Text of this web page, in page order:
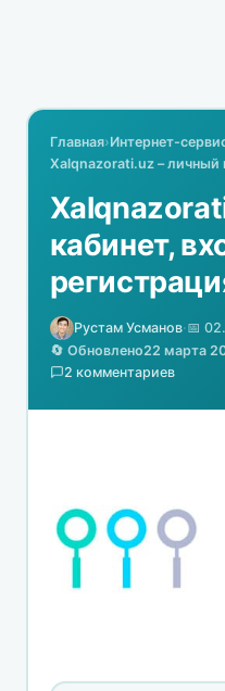
Главная›Интернет-
Xalqnazorati.uz – личный
кабинет,
Рустам Усманов·📅
🔄 Обновлено22 марта
2 комментариев